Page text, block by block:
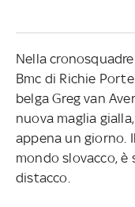
Nella
Bmc di Richie
belga Greg van
nuova maglia
appena un giorno.
mondo slovacco,
distacco.